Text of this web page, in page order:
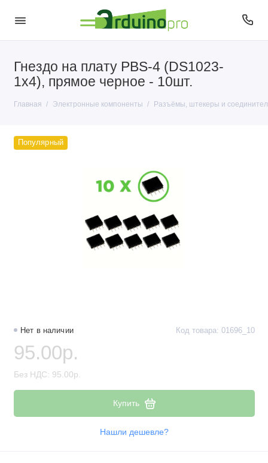
Гнездо на плату PBS-4 (DS1023-
1x4), прямое черное - 10шт.
Главная Электронные компоненты Разъёмы, штекеры и
Антенны
Датчики
Кварцы
Микросхемы
Резисторы
Реле
Стабилизаторы питания
Транзисторы
Популярный
Нет в наличии Код товара: 01696_10
95.00р.
Без НДС: 95.00р.
Купить
Нашли дешевле?